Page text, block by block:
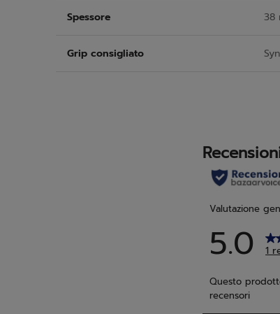
Spessore 38
Grip consigliato